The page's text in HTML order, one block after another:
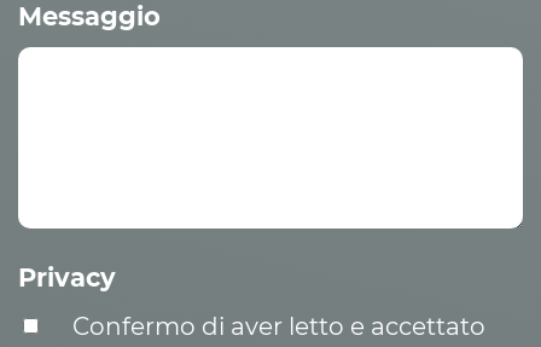
Messaggio
Privacy
Confermo di aver letto e accettato